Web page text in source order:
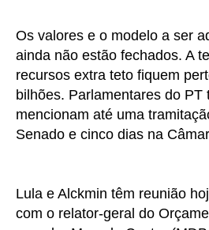
Os valores e o modelo a ser
ainda não estão fechados. A
recursos extra teto fiquem
bilhões. Parlamentares do PT
mencionam até uma
Senado e cinco dias na
Lula e Alckmin têm reunião
com o relator-geral do